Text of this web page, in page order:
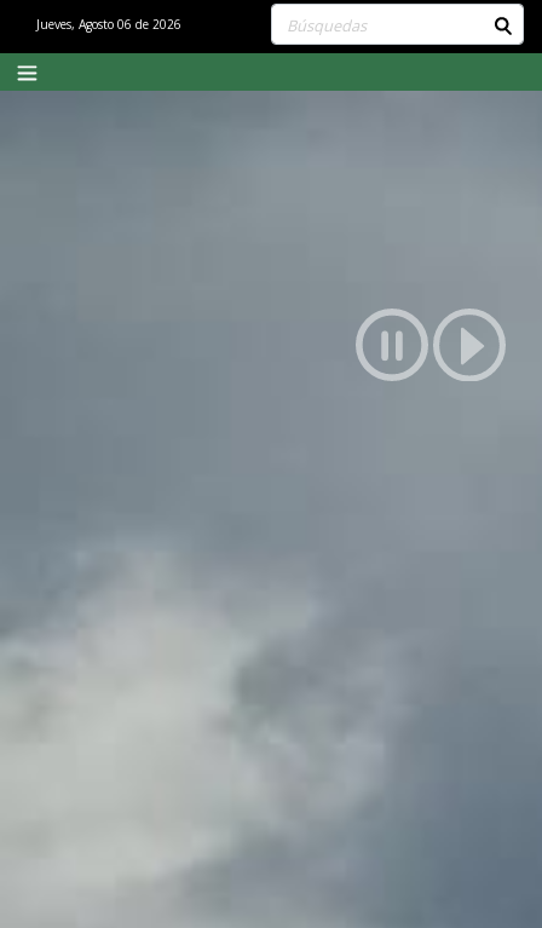
Jueves, Agosto 06 de 2026 Buscar contenido en el sitio